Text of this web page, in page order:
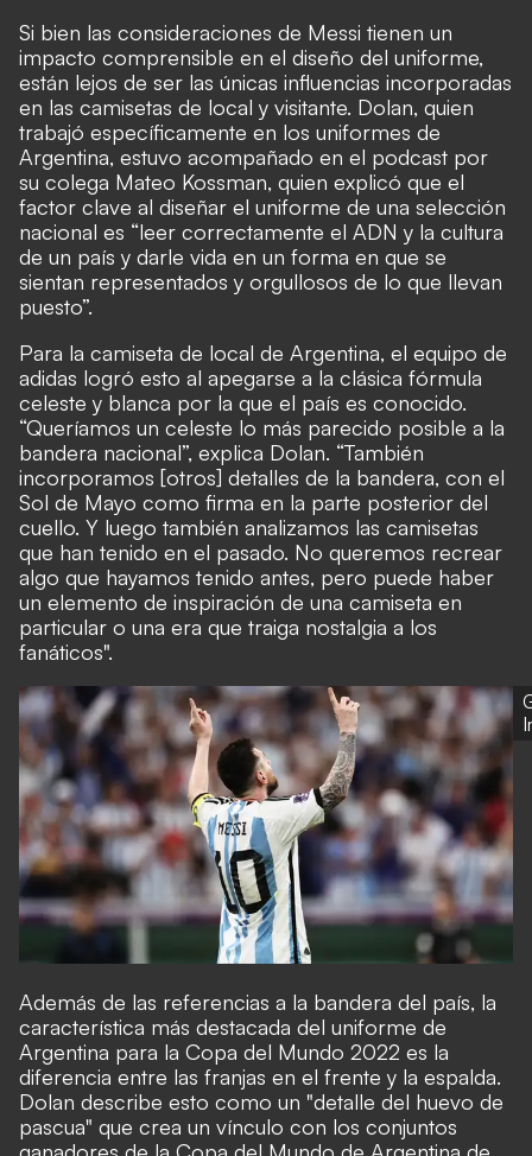
Si bien las consideraciones de Messi tienen un
impacto comprensible en el diseño del uniforme,
están lejos de ser las únicas influencias incorporadas
en las camisetas de local y visitante. Dolan, quien
trabajó específicamente en los uniformes de
Argentina, estuvo acompañado en el podcast por
su colega Mateo Kossman, quien explicó que el
factor clave al diseñar el uniforme de una selección
nacional es “leer correctamente el ADN y la cultura
de un país y darle vida en un forma en que se
sientan representados y orgullosos de lo que llevan
puesto”.
Para la camiseta de local de Argentina, el equipo de
adidas logró esto al apegarse a la clásica fórmula
celeste y blanca por la que el país es conocido.
“Queríamos un celeste lo más parecido posible a la
bandera nacional”, explica Dolan. “También
incorporamos [otros] detalles de la bandera, con el
Sol de Mayo como firma en la parte posterior del
cuello. Y luego también analizamos las camisetas
que han tenido en el pasado. No queremos recrear
algo que hayamos tenido antes, pero puede haber
un elemento de inspiración de una camiseta en
particular o una era que traiga nostalgia a los
fanáticos".
Además de las referencias a la bandera del país, la
característica más destacada del uniforme de
Argentina para la Copa del Mundo 2022 es la
diferencia entre las franjas en el frente y la espalda.
Dolan describe esto como un "detalle del huevo de
pascua" que crea un vínculo con los conjuntos